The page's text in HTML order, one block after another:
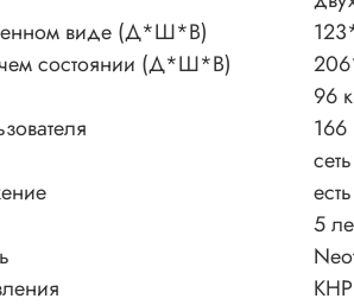
виде (Д*Ш*В)
состоянии (Д*Ш*В)
96
166
есть
5
КНР